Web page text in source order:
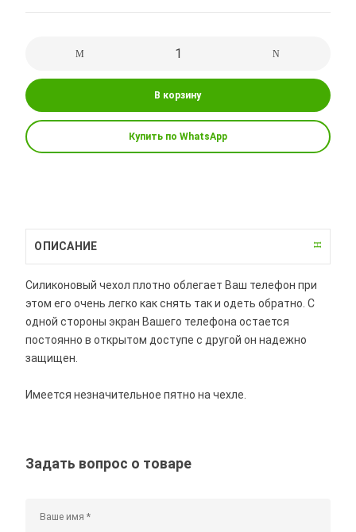
В корзину
Купить по WhatsApp
ОПИСАНИЕ
Силиконовый чехол плотно облегает Ваш телефон при
этом его очень легко как снять так и одеть обратно. С
одной стороны экран Вашего телефона остается
постоянно в открытом доступе с другой он надежно
защищен.
Имеется незначительное пятно на чехле.
Задать вопрос о товаре